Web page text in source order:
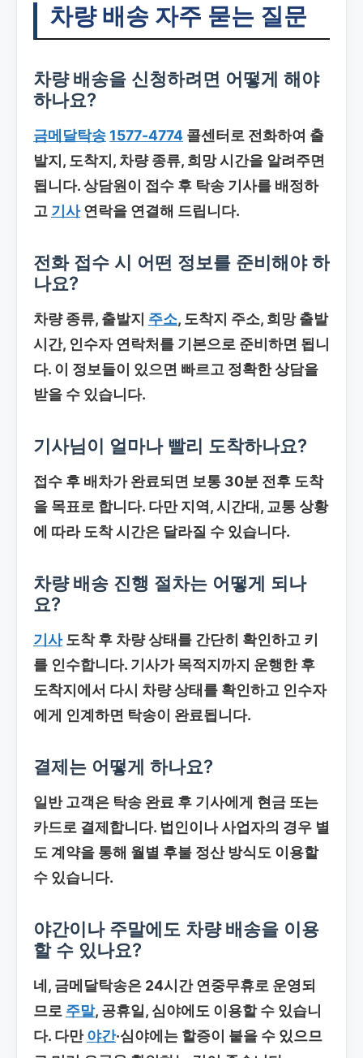
차량 배송 자주 묻는 질문
차량 배송을 신청하려면 어떻게 해야
하나요?
금메달탁송1577-4774 콜센터로 전화하여 출
발지, 도착지, 차량 종류, 희망 시간을 알려주면
됩니다. 상담원이 접수 후 탁송 기사를 배정하
고 기사연락을 연결해 드립니다.
전화 접수 시 어떤 정보를 준비해야 하
나요?
차량 종류, 출발지 주소, 도착지 주소, 희망 출발
시간, 인수자 연락처를 기본으로 준비하면 됩니
다. 이 정보들이 있으면 빠르고 정확한 상담을
받을 수 있습니다.
기사님이 얼마나 빨리 도착하나요?
접수 후 배차가 완료되면 보통 30분 전후 도착
을 목표로 합니다. 다만 지역, 시간대, 교통 상황
에 따라 도착 시간은 달라질 수 있습니다.
차량 배송 진행 절차는 어떻게 되나
요?
기사도착 후 차량 상태를 간단히 확인하고 키
를 인수합니다. 기사가 목적지까지 운행한 후
도착지에서 다시 차량 상태를 확인하고 인수자
에게 인계하면 탁송이 완료됩니다.
결제는 어떻게 하나요?
일반 고객은 탁송 완료 후 기사에게 현금 또는
카드로 결제합니다. 법인이나 사업자의 경우 별
도 계약을 통해 월별 후불 정산 방식도 이용할
수 있습니다.
야간이나 주말에도 차량 배송을 이용
할 수 있나요?
네, 금메달탁송은 24시간 연중무휴로 운영되
므로 주말, 공휴일, 심야에도 이용할 수 있습니
다. 다만야간·심야에는 할증이 붙을 수 있으므